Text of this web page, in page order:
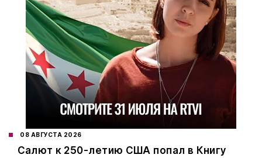
08 АВГУСТА 2026
Салют к 250-летию США попал в Книгу